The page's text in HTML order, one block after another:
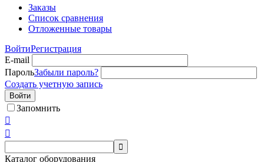
Заказы
Список сравнения
Отложенные товары
ВойтиРегистрация
E-mail
ПарольЗабыли пароль?
Создать учетную запись
Войти
Запомнить



Каталог оборудования